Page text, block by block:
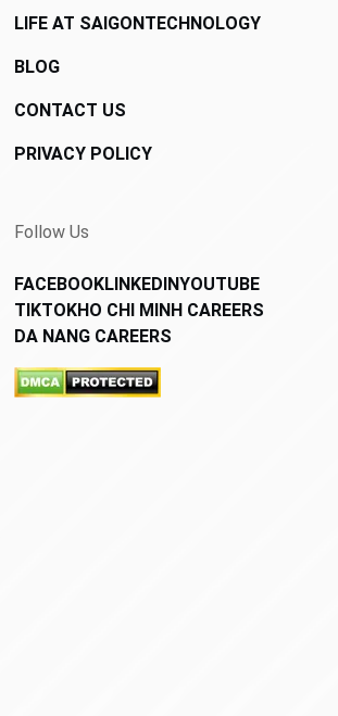
LIFE AT SAIGONTECHNOLOGY
BLOG
CONTACT US
PRIVACY POLICY
Follow Us
FACEBOOKLINKEDINYOUTUBE
TIKTOKHO CHI MINH CAREERS
DA NANG CAREERS